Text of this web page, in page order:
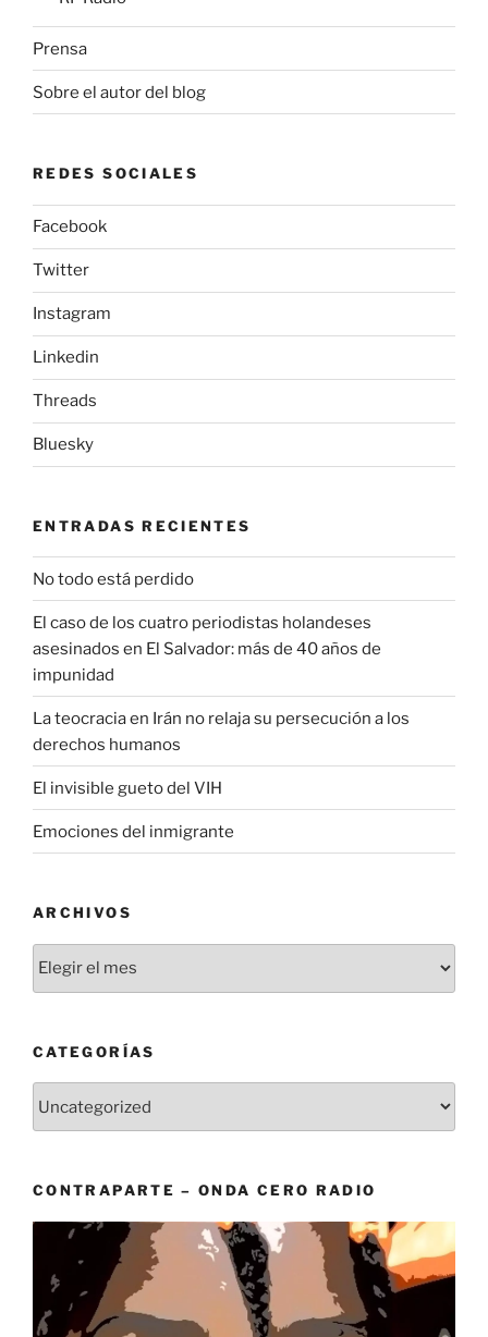
Prensa
Sobre el autor del blog
REDES SOCIALES
Facebook
Twitter
Instagram
Linkedin
Threads
Bluesky
ENTRADAS RECIENTES
No todo está perdido
El caso de los cuatro periodistas holandeses
asesinados en El Salvador: más de 40 años de
impunidad
La teocracia en Irán no relaja su persecución a los
derechos humanos
El invisible gueto del VIH
Emociones del inmigrante
ARCHIVOS
CATEGORÍAS
CONTRAPARTE – ONDA CERO RADIO